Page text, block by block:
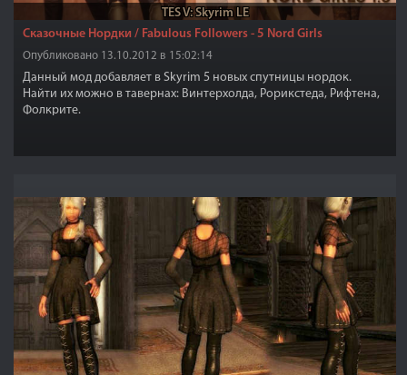
TES V: Skyrim LE
Сказочные Нордки / Fabulous Followers - 5 Nord Girls
Опубликовано 13.10.2012 в 15:02:14
Данный мод добавляет в Skyrim 5 новых спутницы нордок.
Найти их можно в тавернах: Винтерхолда, Рорикстеда, Рифтена,
Фолкрите.